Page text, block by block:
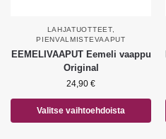
LAHJATUOTTEET,
PIENVALMISTEVAAPUT
EEMELIVAAPUT Eemeli vaappu
Original
24,90 €
Valitse vaihtoehdoista